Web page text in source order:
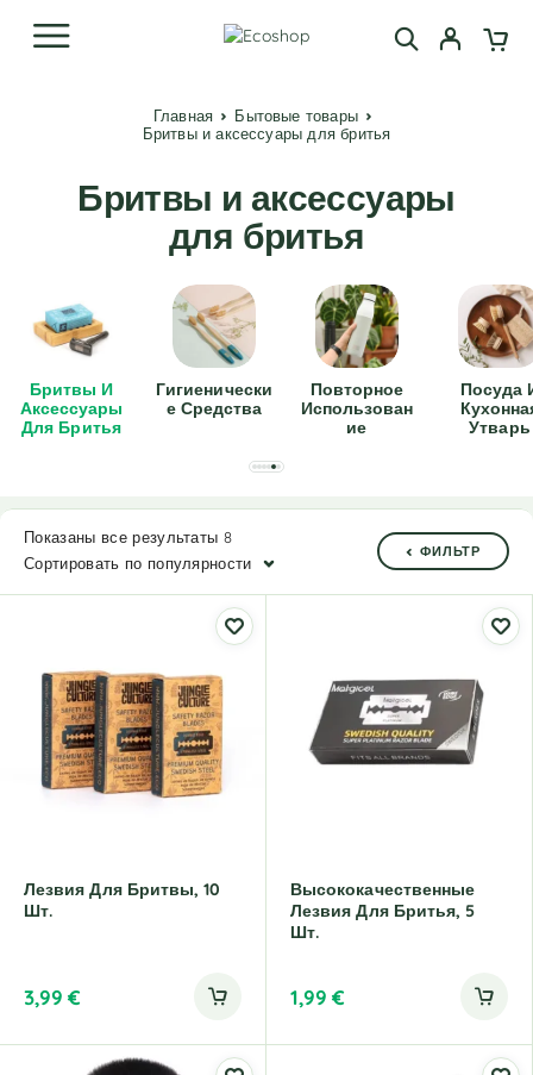
Главная
Бытовые товары
Бритвы и аксессуары для бритья
Бритвы и аксессуары
для бритья
Бритвы И
Аксессуары
Для Бритья
Гигиенически
Е Средства
Повторное
Использован
Ие
Посуда
Утварь
Показаны все результаты 8
Сортировать по популярности
ФИЛЬТР
Лезвия Для Бритвы, 10
Шт.
3,99€
Высококачественные
Лезвия Для Бритья, 5
Шт.
1,99€